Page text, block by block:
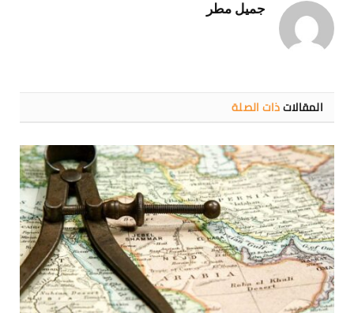
جميل مطر
المقالاتذات الصلة